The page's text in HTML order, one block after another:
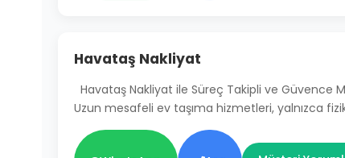
Havataş Nakliyat
Havataş Nakliyat ile Süreç Takipli ve Güvence
Uzun mesafeli ev taşıma hizmetleri, yalnızca